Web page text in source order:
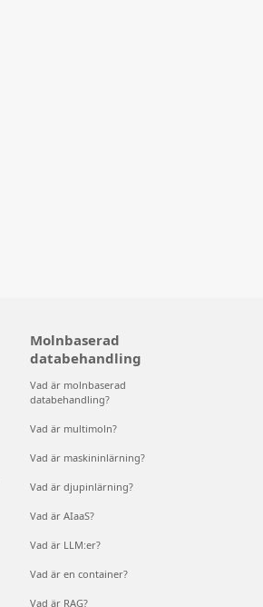
Molnbaserad
databehandling
Vad är molnbaserad
databehandling?
Vad är multimoln?
Vad är maskininlärning?
Vad är djupinlärning?
Vad är AIaaS?
Vad är LLM:er?
Vad är en container?
Vad är RAG?